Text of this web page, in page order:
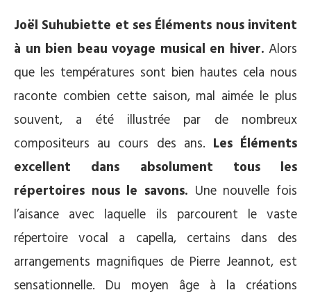
Joël Suhubiette et ses Éléments nous invitent
à un bien beau voyage musical en hiver. Alors
que les températures sont bien hautes cela nous
raconte combien cette saison, mal aimée le plus
souvent, a été illustrée par de nombreux
compositeurs au cours des ans. Les Éléments
excellent dans absolument tous les
répertoires nous le savons. Une nouvelle fois
l’aisance avec laquelle ils parcourent le vaste
répertoire vocal a capella, certains dans des
arrangements magnifiques de Pierre Jeannot, est
sensationnelle. Du moyen âge à la créations